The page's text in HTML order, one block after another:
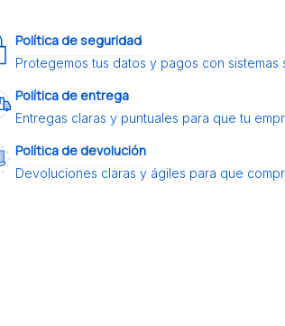
Política de seguridad
Protegemos tus datos y pagos con
Política de entrega
Entregas claras y puntuales para que tu
Política de devolución
Devoluciones claras y ágiles para que